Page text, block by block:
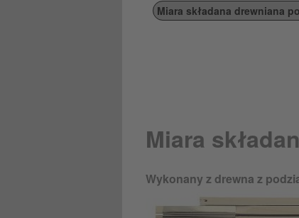
Miara składana drewniana
Miara
Wykonany z drewna z